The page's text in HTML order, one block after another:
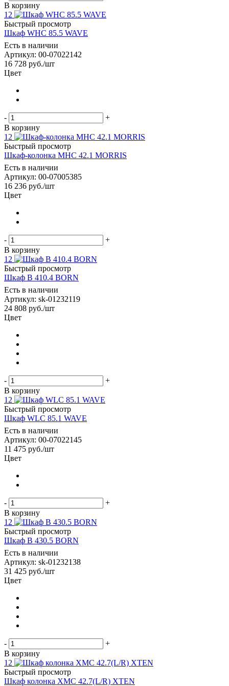
В корзину
12
Быстрый просмотр
Шкаф WHC 85.5 WAVE
Есть в наличии
Артикул: 00-07022142
16 728 руб./шт
Цвет
-
+
В корзину
12
Быстрый просмотр
Шкаф-колонка MHC 42.1 MORRIS
Есть в наличии
Артикул: 00-07005385
16 236 руб./шт
Цвет
-
+
В корзину
12
Быстрый просмотр
Шкаф B 410.4 BORN
Есть в наличии
Артикул: sk-01232119
24 808 руб./шт
Цвет
-
+
В корзину
12
Быстрый просмотр
Шкаф WLC 85.1 WAVE
Есть в наличии
Артикул: 00-07022145
11 475 руб./шт
Цвет
-
+
В корзину
12
Быстрый просмотр
Шкаф B 430.5 BORN
Есть в наличии
Артикул: sk-01232138
31 425 руб./шт
Цвет
-
+
В корзину
12
Быстрый просмотр
Шкаф колонка XMC 42.7(L/R) XTEN